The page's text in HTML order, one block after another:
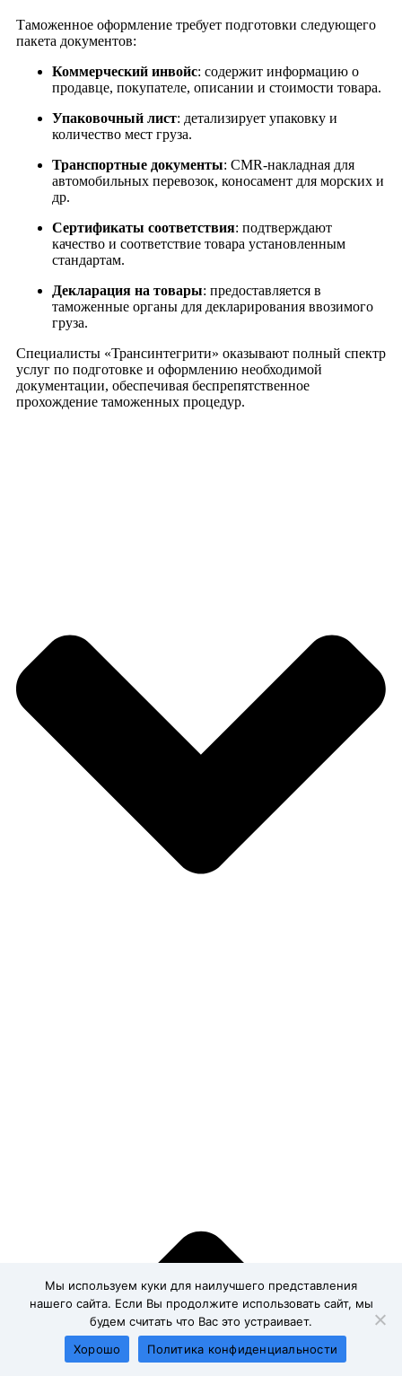
Таможенное оформление требует подготовки следующего
пакета документов:
Коммерческий инвойс: содержит информацию о
продавце, покупателе, описании и стоимости товара.
Упаковочный лист: детализирует упаковку и
количество мест груза.
Транспортные документы: CMR-накладная для
автомобильных перевозок, коносамент для морских и
др.
Сертификаты соответствия: подтверждают
качество и соответствие товара установленным
стандартам.
Декларация на товары: предоставляется в
таможенные органы для декларирования ввозимого
груза.
Специалисты «Трансинтегрити» оказывают полный спектр
услуг по подготовке и оформлению необходимой
документации, обеспечивая беспрепятственное
прохождение таможенных процедур.
Мы используем куки для наилучшего представления
нашего сайта. Если Вы продолжите использовать сайт, мы
будем считать что Вас это устраивает.
Хорошо
Политика конфиденциальности